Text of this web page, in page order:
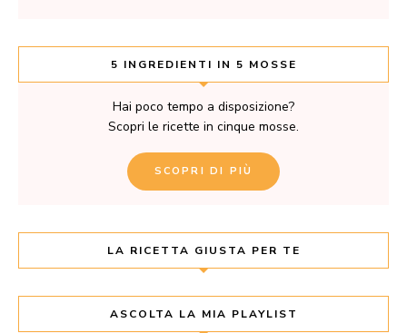
5 INGREDIENTI IN 5 MOSSE
Hai poco tempo a disposizione?
Scopri le ricette in cinque mosse.
SCOPRI DI PIÙ
LA RICETTA GIUSTA PER TE
ASCOLTA LA MIA PLAYLIST